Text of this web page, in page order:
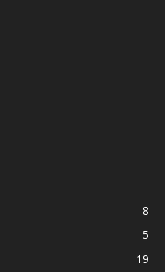
8
5
19